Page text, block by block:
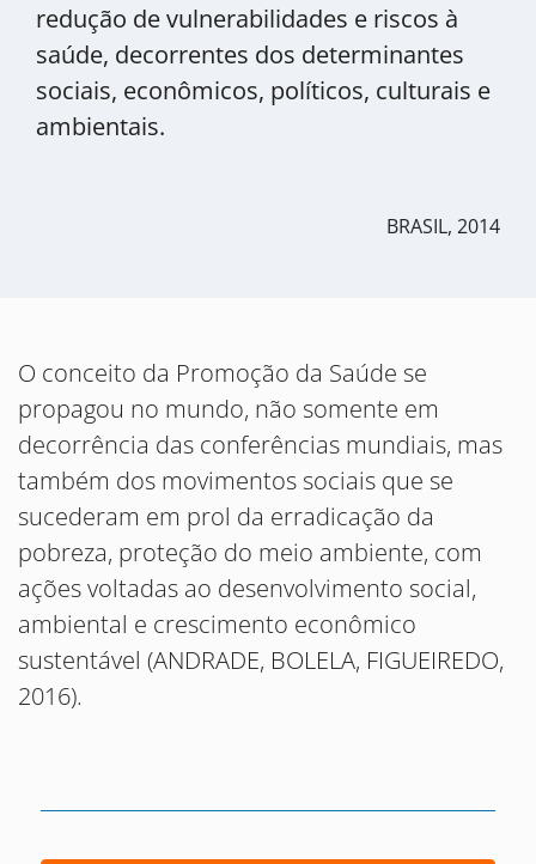
redução de vulnerabilidades e riscos à
saúde, decorrentes dos determinantes
sociais, econômicos, políticos, culturais e
ambientais.
BRASIL, 2014
O conceito da Promoção da Saúde se
propagou no mundo, não somente em
decorrência das conferências mundiais, mas
também dos movimentos sociais que se
sucederam em prol da erradicação da
pobreza, proteção do meio ambiente, com
ações voltadas ao desenvolvimento social,
ambiental e crescimento econômico
sustentável (ANDRADE, BOLELA, FIGUEIREDO,
2016).